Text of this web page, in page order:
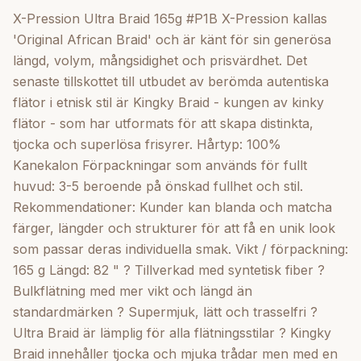
en smidig konsistens Länge: 82 "= 208 cm
X-Pression Ultra Braid 165g #P1B X-Pression kallas
'Original African Braid' och är känt för sin generösa
längd, volym, mångsidighet och prisvärdhet. Det
senaste tillskottet till utbudet av berömda autentiska
flätor i etnisk stil är Kingky Braid - kungen av kinky
flätor - som har utformats för att skapa distinkta,
tjocka och superlösa frisyrer. Hårtyp: 100%
Kanekalon Förpackningar som används för fullt
huvud: 3-5 beroende på önskad fullhet och stil.
Rekommendationer: Kunder kan blanda och matcha
färger, längder och strukturer för att få en unik look
som passar deras individuella smak. Vikt / förpackning:
165 g Längd: 82 " ? Tillverkad med syntetisk fiber ?
Bulkflätning med mer vikt och längd än
standardmärken ? Supermjuk, lätt och trasselfri ?
Ultra Braid är lämplig för alla flätningsstilar ? Kingky
Braid innehåller tjocka och mjuka trådar men med en